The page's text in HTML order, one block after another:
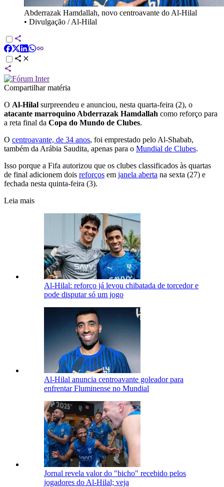
Abderrazak Hamdallah, novo centroavante do Al-Hilal
• Divulgação / Al-Hilal
Compartilhar matéria
O Al-Hilal surpreendeu e anunciou, nesta quarta-feira (2), o
atacante marroquino Abderrazak Hamdallah como reforço para
a reta final da Copa do Mundo de Clubes.
O centroavante, de 34 anos, foi emprestado pelo Al-Shabab,
também da Arábia Saudita, apenas para o Mundial de Clubes.
Isso porque a Fifa autorizou que os clubes classificados às quartas
de final adicionem dois reforços em janela aberta na sexta (27) e
fechada nesta quinta-feira (3).
Leia mais
Al-Hilal: reforço já levou chibatada de torcedor e
pode disputar só um jogo
Al-Hilal anuncia centroavante goleador para
enfrentar Fluminense no Mundial
Jornal revela valor do "bicho" recebido pelos
jogadores do Al-Hilal; veja